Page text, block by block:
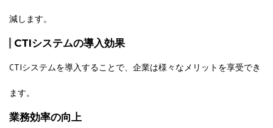
減します。
CTIシステムの導入効果
CTIシステムを導入することで、企業は様々なメリットを享受でき
ます。
業務効率の向上